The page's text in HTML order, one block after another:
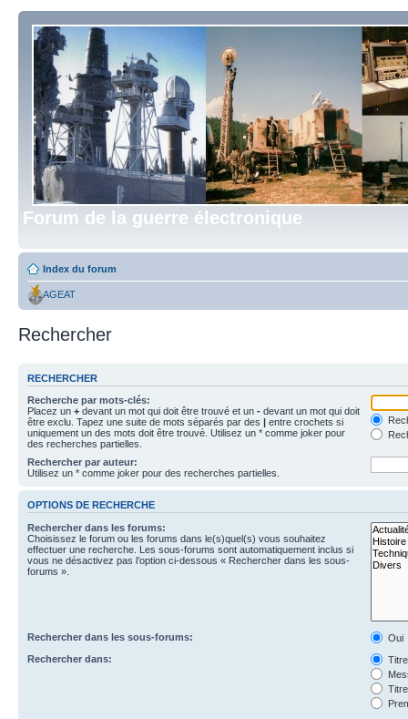
Forum de la guerre électronique
Index du forum
AGEAT
Rechercher
RECHERCHER
Recherche par mots-clés:
Placez un + devant un mot qui doit être trouvé et un - devant un mot qui doit
être exclu. Tapez une suite de mots séparés par des | entre crochets si
uniquement un des mots doit être trouvé. Utilisez un * comme joker pour
des recherches partielles.
Rechercher par auteur:
Utilisez un * comme joker pour des recherches partielles.
OPTIONS DE RECHERCHE
Rechercher dans les forums:
Choisissez le forum ou les forums dans le(s)quel(s) vous souhaitez
effectuer une recherche. Les sous-forums sont automatiquement inclus si
vous ne désactivez pas l’option ci-dessous « Rechercher dans les sous-
forums ».
Rechercher dans les sous-forums:
Oui
Rechercher dans: